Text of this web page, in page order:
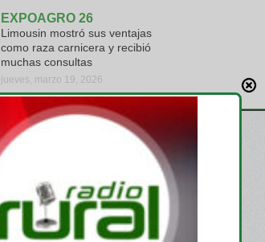
EXPOAGRO 26
Limousin mostró sus ventajas
como raza carnicera y recibió
muchas consultas
jueves, marzo 19, 2026